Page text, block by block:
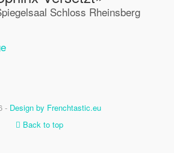
Schloss Rheinsberg
- Design by Frenchtastic.eu
Back to top